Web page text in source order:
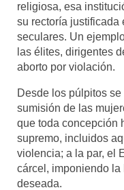
religiosa, esa
su rectoría justificada
seculares. Un
las élites, dirigentes
aborto por violación.
Desde los púlpitos
sumisión de las
que toda concepción
supremo, incluidos
violencia; a la par, el
cárcel, imponiendo
deseada.